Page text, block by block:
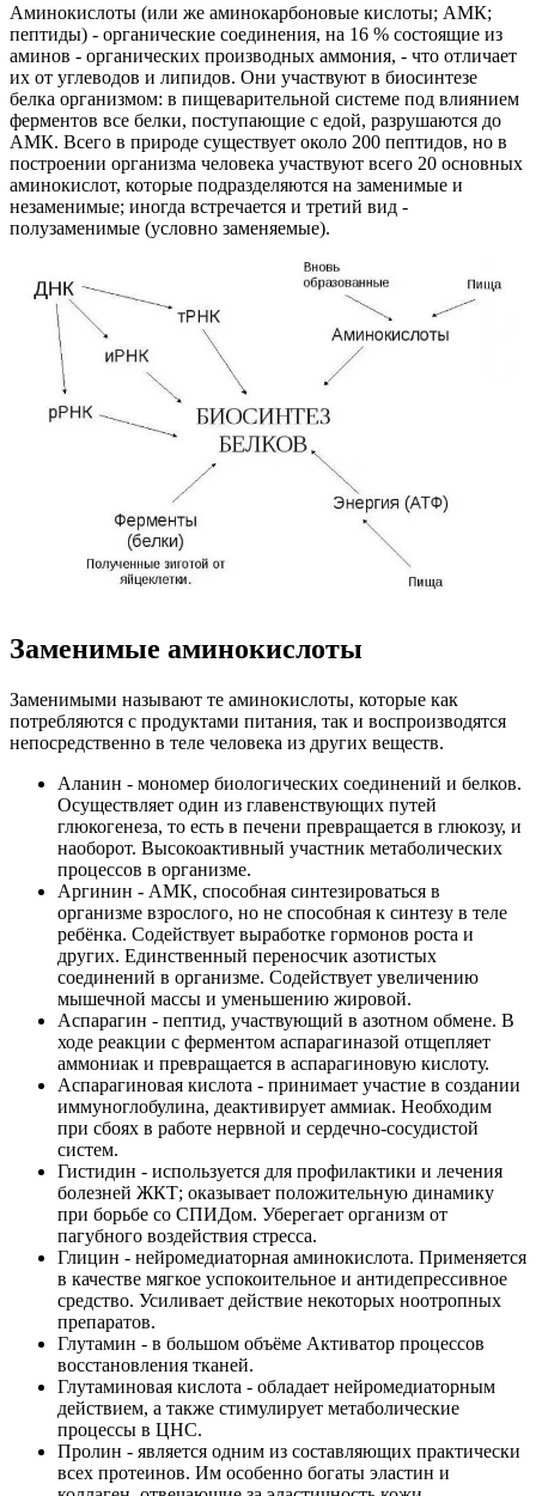
Аминокислоты (или же аминокарбоновые кислоты; АМК;
пептиды) - органические соединения, на 16 % состоящие из
аминов - органических производных аммония, - что отличает
их от углеводов и липидов. Они участвуют в биосинтезе
белка организмом: в пищеварительной системе под влиянием
ферментов все белки, поступающие с едой, разрушаются до
АМК. Всего в природе существует около 200 пептидов, но в
построении организма человека участвуют всего 20 основных
аминокислот, которые подразделяются на заменимые и
незаменимые; иногда встречается и третий вид -
полузаменимые (условно заменяемые).
Заменимые аминокислоты
Заменимыми называют те аминокислоты, которые как
потребляются с продуктами питания, так и воспроизводятся
непосредственно в теле человека из других веществ.
Аланин - мономер биологических соединений и белков.
Осуществляет один из главенствующих путей
глюкогенеза, то есть в печени превращается в глюкозу, и
наоборот. Высокоактивный участник метаболических
процессов в организме.
Аргинин - АМК, способная синтезироваться в
организме взрослого, но не способная к синтезу в теле
ребёнка. Содействует выработке гормонов роста и
других. Единственный переносчик азотистых
соединений в организме. Содействует увеличению
мышечной массы и уменьшению жировой.
Аспарагин - пептид, участвующий в азотном обмене. В
ходе реакции с ферментом аспарагиназой отщепляет
аммониак и превращается в аспарагиновую кислоту.
Аспарагиновая кислота - принимает участие в создании
иммуноглобулина, деактивирует аммиак. Необходим
при сбоях в работе нервной и сердечно-сосудистой
систем.
Гистидин - используется для профилактики и лечения
болезней ЖКТ; оказывает положительную динамику
при борьбе со СПИДом. Уберегает организм от
пагубного воздействия стресса.
Глицин - нейромедиаторная аминокислота. Применяется
в качестве мягкое успокоительное и антидепрессивное
средство. Усиливает действие некоторых ноотропных
препаратов.
Глутамин - в большом объёме Активатор процессов
восстановления тканей.
Глутаминовая кислота - обладает нейромедиаторным
действием, а также стимулирует метаболические
процессы в ЦНС.
Пролин - является одним из составляющих практически
всех протеинов. Им особенно богаты эластин и